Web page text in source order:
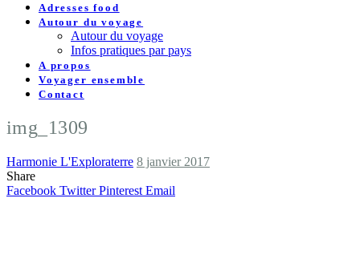
Adresses food
Autour du voyage
Autour du voyage
Infos pratiques par pays
A propos
Voyager ensemble
Contact
img_1309
Harmonie L'Exploraterre 8 janvier 2017
Share
Facebook Twitter Pinterest Email